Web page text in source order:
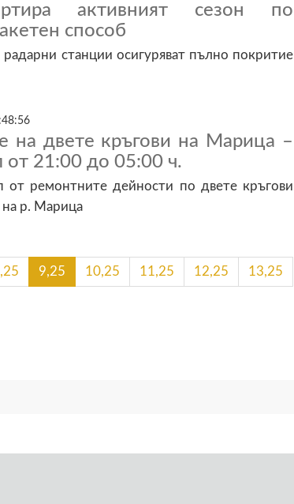
активният сезон по
способ
станции осигуряват пълно покритие
на двете кръгови на Марица –
от 21:00 до 05:00 ч.
от ремонтните дейности по двете кръгови
р. Марица
9,25 10,25 11,25 12,25 13,25